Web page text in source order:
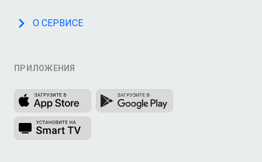
О СЕРВИСЕ
ПРИЛОЖЕНИЯ